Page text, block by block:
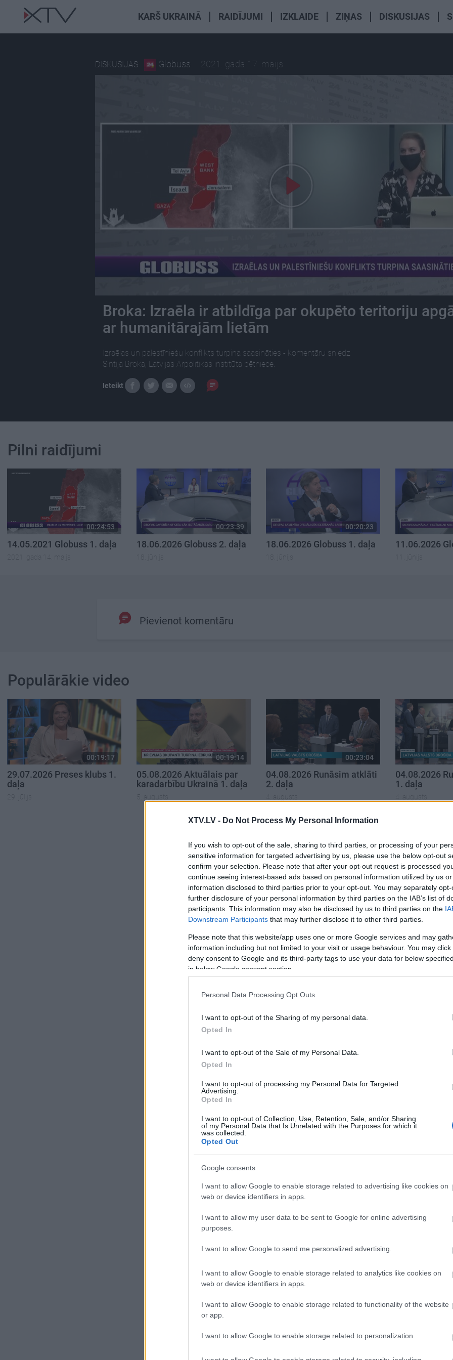
XTV.LV - Do Not Process My Personal Information
If you wish to opt-out of the sale, sharing to third parties, or processing of your
sensitive information for targeted advertising by us, please use the below opt-out
confirm your selection. Please note that after your opt-out request is processed
continue seeing interest-based ads based on personal information utilized by us
information disclosed to third parties prior to your opt-out. You may separately
further disclosure of your personal information by third parties on the IAB’s list of
participants. This information may also be disclosed by us to third parties on the
Downstream Participants that may further disclose it to other third parties.
Please note that this website/app uses one or more Google services and may
information including but not limited to your visit or usage behaviour. You may
deny consent to Google and its third-party tags to use your data for below
in below Google consent section.
Personal Data Processing Opt Outs
I want to opt-out of the Sharing of my personal data.
Opted In
I want to opt-out of the Sale of my Personal Data.
Opted In
I want to opt-out of processing my Personal Data for Targeted
Advertising.
Opted In
I want to opt-out of Collection, Use, Retention, Sale, and/or Sharing
of my Personal Data that Is Unrelated with the Purposes for which it
was collected.
Opted Out
Google consents
I want to allow Google to enable storage related to advertising like cookies on
web or device identifiers in apps.
I want to allow my user data to be sent to Google for online advertising
purposes.
I want to allow Google to send me personalized advertising.
I want to allow Google to enable storage related to analytics like cookies on
web or device identifiers in apps.
I want to allow Google to enable storage related to functionality of the website
or app.
I want to allow Google to enable storage related to personalization.
KARŠ UKRAINĀ RAIDĪJUMI IZKLAIDE ZIŅAS DISKUSIJAS
DISKUSIJAS Globuss 2021. gada 17. maijs
Broka: Izraēla ir atbildīga par okupēto teritoriju
ar humanitārajām lietām
Izraēlas un palestīniešu konflikts turpina saasināties - komentāru sniedz
Sintija Broka, Latvijas Ārpolitikas institūta pētniece.
Ieteikt
Pilni raidījumi
00:24:53
14.05.2021 Globuss 1. daļa
2021. gada 14. maijs
00:23:39
18.06.2026 Globuss 2. daļa
18. jūnijs
00:20:23
18.06.2026 Globuss 1. daļa
18. jūnijs
11.06.2026
11. jūnijs
Pievienot komentāru
Populārākie video
00:19:17
29.07.2026 Preses klubs 1.
daļa
29. jūlijs
00:19:14
05.08.2026 Aktuālais par
karadarbību Ukrainā 1. daļa
5. augusts
00:23:04
04.08.2026 Runāsim atklāti
2. daļa
4. augusts
04.08.2026
1. daļa
4. augusts